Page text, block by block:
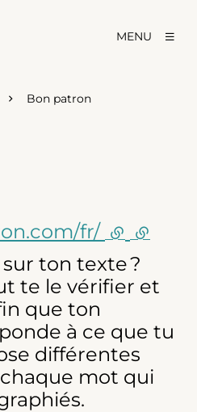
MENU
Bon patron
fr/ (lien(lien
ton texte ?
te le vérifier et
que ton
à ce que tu
différentes
mot qui